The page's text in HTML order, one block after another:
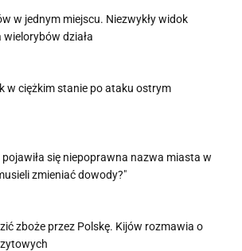
w jednym miejscu. Niezwykły widok
działa
w ciężkim stanie po ataku ostrym
się niepoprawna nazwa miasta w
zmieniać dowody?"
zboże przez Polskę. Kijów rozmawia o